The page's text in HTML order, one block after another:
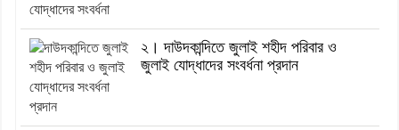
২। দাউদকান্দিতে জুলাই শহীদ পরিবার ও
জুলাই যোদ্ধাদের সংবর্ধনা প্রদান